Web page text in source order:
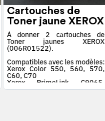
Cartouches de
Toner jaune XEROX
À donner 2 cartouches de
Toner jaunes XEROX
(006R01522).
Compatibles avec les modèles:
Xerox Color 550, 560, 570,
C60, C70
Xerox PrimeLink C9065,
C9070